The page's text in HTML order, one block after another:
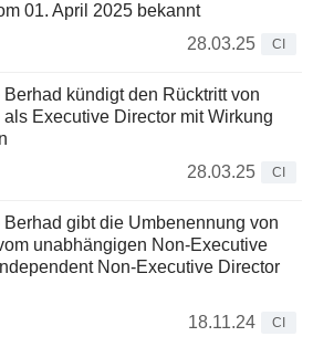
01. April 2025 bekannt
28.03.25
CI
kündigt den Rücktritt von
Executive Director mit Wirkung
28.03.25
CI
gibt die Umbenennung von
unabhängigen Non-Executive
Non-Executive Director
18.11.24
CI